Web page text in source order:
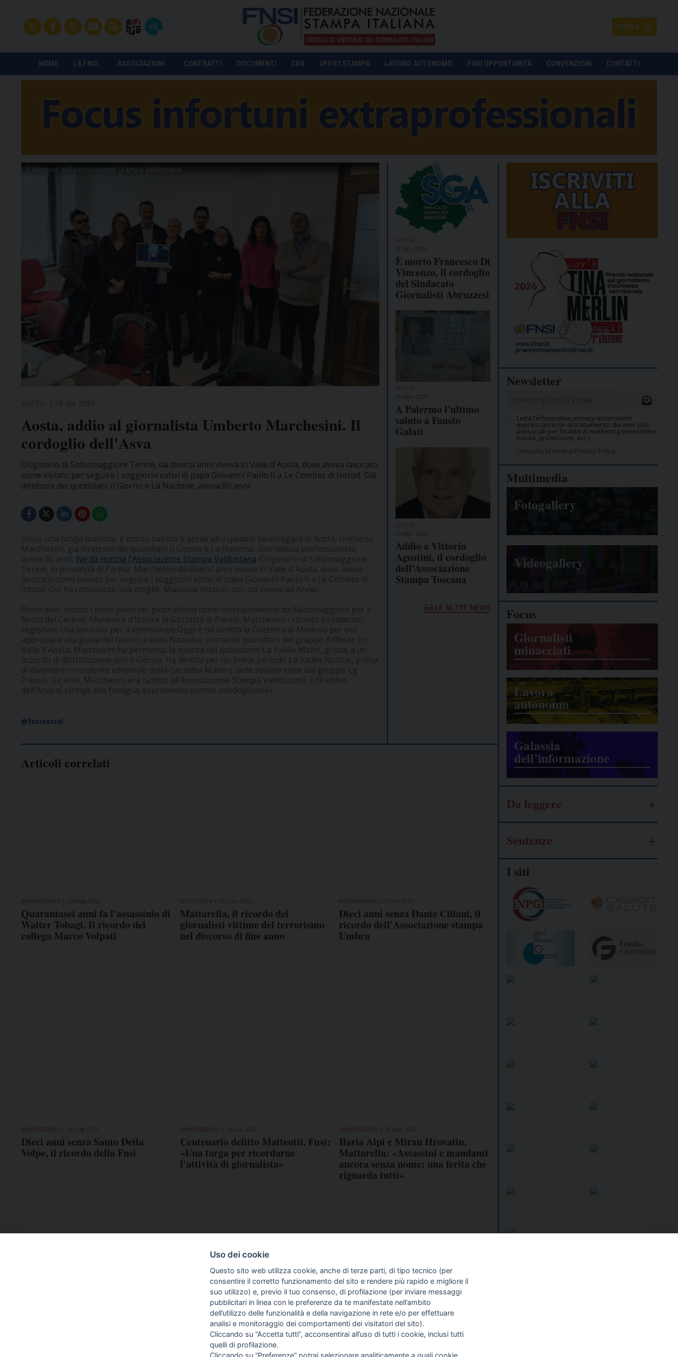
CERCA
HOME LA FNSI ASSOCIAZIONI CONTRATTI DOCUMENTI CDR UFFICI STAMPA LAVORO AUTONOMO PARI OPPORTUNITÀ CONVENZIONI CONTATTI
Il direttivo dell'Associazione Stampa Valdostana
LUTTO
Aosta, addio al giornalista Umberto Marchesini. Il
cordoglio dell'Asva
Originario di Salsomaggiore Terme, da diversi anni viveva in Valle d'Aosta, dove aveva lavorato
come inviato per seguire i soggiorni estivi di papa Giovanni Paolo II a Le Combes di Introd. Già
direttore dei quotidiani Il Giorno e La Nazione, aveva 80 anni.
Ne dà notizia l'Associazione Stampa Valdostana
@fnsisocial
LUTTO
È morto Francesco Di
Vincenzo, il cordoglio
del Sindacato
Giornalisti Abruzzesi
LUTTO
A Palermo l'ultimo
saluto a Fausto
Galati
LUTTO
Addio a Vittorio
Agostini, il cordoglio
dell’Associazione
Stampa Toscana
LE ALTRE NEWS
Articoli correlati
ANNIVERSARIO
Quarantasei anni fa l'assassinio di
Walter Tobagi. Il ricordo del
collega Marco Volpati
ISTITUZIONI
Mattarella, il ricordo dei
giornalisti vittime del terrorismo
nel discorso di fine anno
ASSOCIAZIONI
Dieci anni senza Dante Ciliani, il
ricordo dell'Associazione stampa
Umbra
ANNIVERSARIO
Dieci anni senza Santo Della
Volpe, il ricordo della Fnsi
ANNIVERSARIO
Centenario delitto Matteotti, Fnsi:
«Una targa per ricordarne
l'attività di giornalista»
ANNIVERSARIO
Ilaria Alpi e Miran Hrovatin,
Mattarella: «Assassini e mandanti
ancora senza nome: una ferita che
riguarda tutti»
Newsletter
Letta l’informativa privacy acconsento
espressamente al trattamento dei miei dati
personali per finalità di marketing (newsletter,
novità, promozioni, ecc.).
Consulta la nostra Privacy Policy.
Multimedia
Fotogallery
Videogallery
Focus
Giornalisti
minacciati
Lavoro
autonomo
Galassia
dell’informazione
Da leggere
Sentenze
I siti
COME TI SENTI?
INTELLIGENZA
Uso dei cookie
Questo sito web utilizza cookie, anche di terze parti, di tipo tecnico (per
consentire il corretto funzionamento del sito e rendere più rapido e migliore il
suo utilizzo) e, previo il tuo consenso, di profilazione (per inviare messaggi
pubblicitari in linea con le preferenze da te manifestate nell’ambito
dell’utilizzo delle funzionalità e della navigazione in rete e/o per effettuare
analisi e monitoraggio dei comportamenti dei visitatori del sito).
Cliccando su “Accetta tutti”, acconsentirai all’uso di tutti i cookie, inclusi tutti
quelli di profilazione.